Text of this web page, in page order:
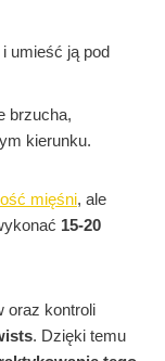
umieść ją pod
brzucha,
kierunku.
mięśni, ale
15-20
oraz kontroli
. Dzięki temu